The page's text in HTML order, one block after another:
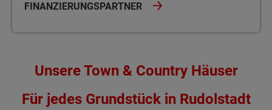
FINANZIERUNGSPARTNER
Unsere Town & Country Häuser
Für jedes Grundstück in Rudolstadt